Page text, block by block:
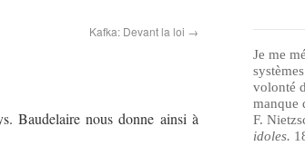
Kafka: Devant la loi →
Baudelaire nous donne ainsi à
Je me
volonté
manque
F.
idoles.